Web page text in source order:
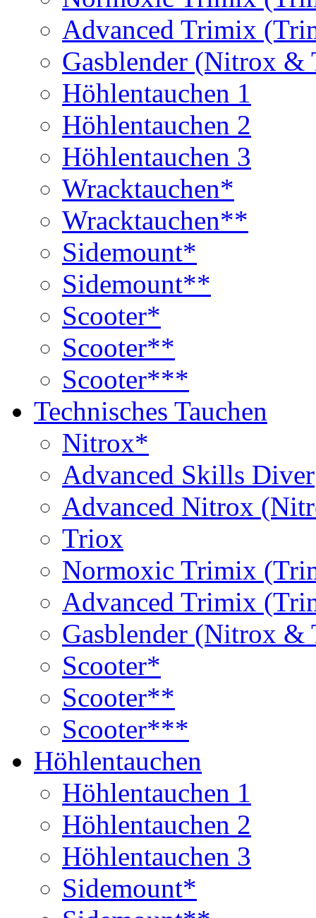
Advanced Trimix
Gasblender (Nitrox
Höhlentauchen 1
Höhlentauchen 2
Höhlentauchen 3
Wracktauchen*
Wracktauchen**
Sidemount*
Sidemount**
Scooter*
Scooter**
Scooter***
Technisches Tauchen
Nitrox*
Advanced Skills Diver
Advanced Nitrox
Triox
Normoxic Trimix
Advanced Trimix
Gasblender (Nitrox
Scooter*
Scooter**
Scooter***
Höhlentauchen
Höhlentauchen 1
Höhlentauchen 2
Höhlentauchen 3
Sidemount*